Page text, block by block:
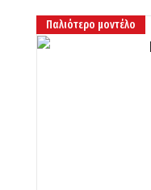
Παλιότερο μοντέλο